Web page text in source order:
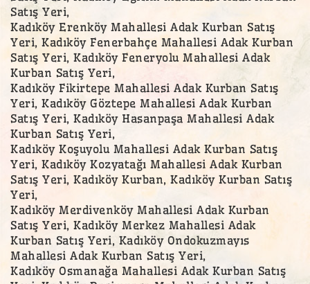
Satış Yeri,
Kadıköy Erenköy Mahallesi Adak Kurban Satış
Yeri, Kadıköy Fenerbahçe Mahallesi Adak Kurban
Satış Yeri, Kadıköy Feneryolu Mahallesi Adak
Kurban Satış Yeri,
Kadıköy Fikirtepe Mahallesi Adak Kurban Satış
Yeri, Kadıköy Göztepe Mahallesi Adak Kurban
Satış Yeri, Kadıköy Hasanpaşa Mahallesi Adak
Kurban Satış Yeri,
Kadıköy Koşuyolu Mahallesi Adak Kurban Satış
Yeri, Kadıköy Kozyatağı Mahallesi Adak Kurban
Satış Yeri, Kadıköy Kurban, Kadıköy Kurban Satış
Yeri,
Kadıköy Merdivenköy Mahallesi Adak Kurban
Satış Yeri, Kadıköy Merkez Mahallesi Adak
Kurban Satış Yeri, Kadıköy Ondokuzmayıs
Mahallesi Adak Kurban Satış Yeri,
Kadıköy Osmanağa Mahallesi Adak Kurban Satış